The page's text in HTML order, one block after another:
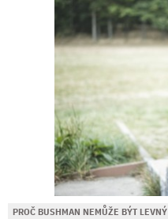
PROČ BUSHMAN NEMŮŽE BÝT LEVNÝ